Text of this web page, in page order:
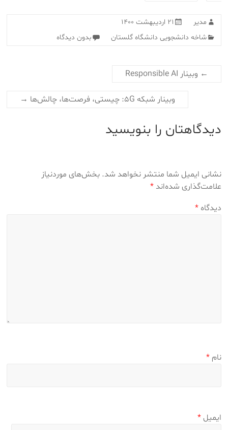
مدیر
۲۱ اردیبهشت ۱۴۰۰
شاخه دانشجویی دانشگاه گلستان
بدون دیدگاه
← وبینار Responsible AI
وبینار شبکه 5G: چیستی، فرصت‌ها، چالش‌ها →
دیدگاهتان را بنویسید
نشانی ایمیل شما منتشر نخواهد شد. بخش‌های موردنیاز
علامت‌گذاری شده‌اند*
دیدگاه*
نام*
ایمیل*